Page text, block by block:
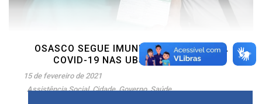
OSASCO SEGUE IMUNIZAÇÃO CONTRA A
COVID-19 NAS UBSS E NOS CAIS
15 de fevereiro de 2021
Assistência Social,Cidade,Governo,Saúde